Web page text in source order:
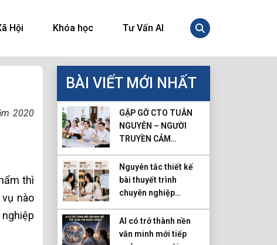
Hội Khóa học Tư Vấn AI
2020
thì
nào
BÀI VIẾT MỚI NHẤT
GẶP GỠ CTO TUÂN
NGUYỄN – NGƯỜI
TRUYỀN CẢM
CHUYỂN ĐỔI SỐ TẠI
CAO ĐẲNG VTG
Nguyên tắc thiết kế
bài thuyết trình
chuyên nghiệp
AI có trở thành nền
văn minh mới tiếp